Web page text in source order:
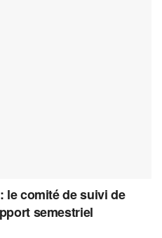
le comité de suivi de
semestriel